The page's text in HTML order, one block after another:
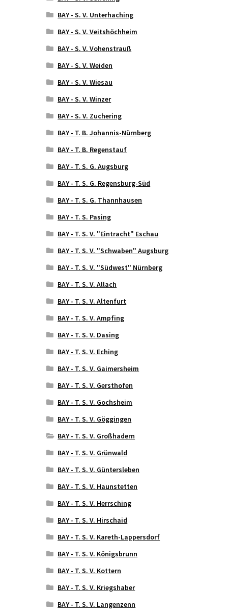
BAY - S. V. Unterhaching
BAY - S. V. Veitshöchheim
BAY - S. V. Vohenstrauß
BAY - S. V. Weiden
BAY - S. V. Wiesau
BAY - S. V. Winzer
BAY - S. V. Zuchering
BAY - T. B. Johannis-Nürnberg
BAY - T. B. Regenstauf
BAY - T. S. G. Augsburg
BAY - T. S. G. Regensburg-Süd
BAY - T. S. G. Thannhausen
BAY - T. S. Pasing
BAY - T. S. V. "Eintracht" Eschau
BAY - T. S. V. "Schwaben" Augsburg
BAY - T. S. V. "Südwest" Nürnberg
BAY - T. S. V. Allach
BAY - T. S. V. Altenfurt
BAY - T. S. V. Ampfing
BAY - T. S. V. Dasing
BAY - T. S. V. Eching
BAY - T. S. V. Gaimersheim
BAY - T. S. V. Gersthofen
BAY - T. S. V. Gochsheim
BAY - T. S. V. Göggingen
BAY - T. S. V. Großhadern
BAY - T. S. V. Grünwald
BAY - T. S. V. Güntersleben
BAY - T. S. V. Haunstetten
BAY - T. S. V. Herrsching
BAY - T. S. V. Hirschaid
BAY - T. S. V. Kareth-Lappersdorf
BAY - T. S. V. Königsbrunn
BAY - T. S. V. Kottern
BAY - T. S. V. Kriegshaber
BAY - T. S. V. Langenzenn